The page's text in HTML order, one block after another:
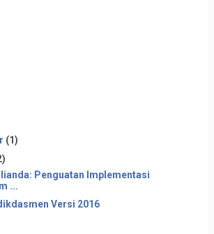
(1)
Penguatan Implementasi
...
Versi 2016